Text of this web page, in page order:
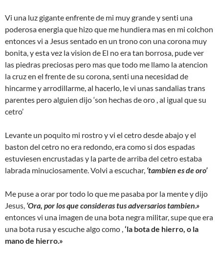
Vi una luz gigante enfrente de mi muy grande y senti una
poderosa energia que hizo que me hundiera mas en mi colchon
entonces vi a Jesus sentado en un trono con una corona muy
bonita, y esta vez la vision de El no era tan borrosa, pude ver
las piedras preciosas pero mas que todo me llamo la atencion
la cruz en el frente de su corona, senti una necesidad de
hincarme y arrodillarme, al hacerlo, le vi unas sandalias trans
parentes pero alguien dijo ‘son hechas de oro , al igual que su
cetro’
Levante un poquito mi rostro y vi el cetro desde abajo y el
baston del cetro no era redondo, era como si dos espadas
estuviesen encrustadas y la parte de arriba del cetro estaba
labrada minuciosamente. Volvi a escuchar, ‘tambien es de oro’
Me puse a orar por todo lo que me pasaba por la mente y dijo
Jesus, ‘Ora, por los que consideras tus adversarios tambien.»
entonces vi una imagen de una bota negra militar, supe que era
una bota rusa y escuche algo como ,‘la bota de hierro, o la
mano de hierro.»